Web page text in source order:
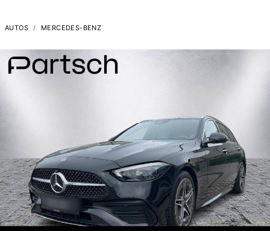
AUTOS MERCEDES-BENZ